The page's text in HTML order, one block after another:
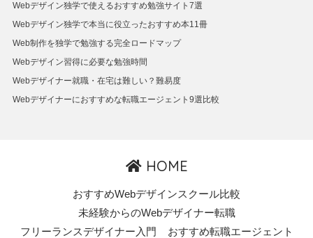
Webデザイン独学で使えるおすすめ勉強サイト7選
Webデザイン独学で本当に役立ったおすすめ本11冊
Web制作を独学で勉強する完全ロードマップ
Webデザイン習得に必要な勉強時間
Webデザイナー就職・在宅は難しい？難易度
Webデザイナーにおすすめな転職エージェント9選比較
HOME
おすすめWebデザインスクール比較
未経験からのWebデザイナー転職
フリーランスデザイナー入門
おすすめ転職エージェント